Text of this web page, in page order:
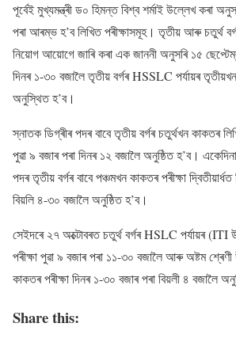
পূৰ্বেই মুখ্যমন্ত্ৰী ড০ হিমন্ত বিশ্ব শৰ্মাই উল্লেখ কৰা
পৰা আৰম্ভ হ’ব লিখিত পৰীক্ষাসমূহ। তৃতীয় আৰু চতুৰ্থ
নিয়োগ আয়োগে জাৰি কৰা এক জাননী অনুসৰি ১৫
দিনৰ ১-৩০ বজালৈ তৃতীয় বৰ্গৰ HSSLC পৰ্যায়ৰ
অনুস্থিত হ’ব।
স্নাতক ডিগ্ৰীৰ পদৰ বাবে তৃতীয় বৰ্গৰ চতুৰ্থখন কাকতৰ
পুৱা ৯ বজাৰ পৰা দিনৰ ১২ বজালৈ অনুষ্ঠিত হ’ব।
পদৰ তৃতীয় বৰ্গৰ বাবে পঞ্চমখন কাকতৰ পৰীক্ষা
বিয়লি ৪-৩০ বজালৈ অনুষ্ঠিত হ’ব।
সেইদৰে ২৭ অক্টোবৰত চতুৰ্থ বৰ্গৰ HSLC পৰ্যায়ৰ (ITI
পৰীক্ষা পুৱা ৯ বজাৰ পৰা ১১-৩০ বজালৈ আৰু অষ্টম শ্ৰেণী
কাকতৰ পৰীক্ষা দিনৰ ১-৩০ বজাৰ পৰা বিয়লী ৪ বজালৈ
Share this: